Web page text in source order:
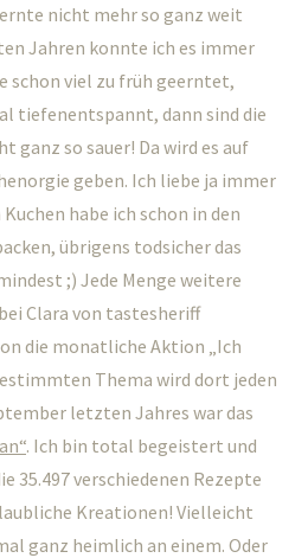
nicht mehr so ganz weit
Jahren konnte ich es immer
schon viel zu früh geerntet,
tiefenentspannt, dann sind die
ganz so sauer! Da wird es auf
geben. Ich liebe ja immer
Kuchen habe ich schon in den
übrigens todsicher das
;) Jede Menge weitere
Clara von tastesheriff
die monatliche Aktion „Ich
Thema wird dort jeden
letzten Jahres war das
. Ich bin total begeistert und
35.497 verschiedenen Rezepte
Kreationen! Vielleicht
ganz heimlich an einem. Oder